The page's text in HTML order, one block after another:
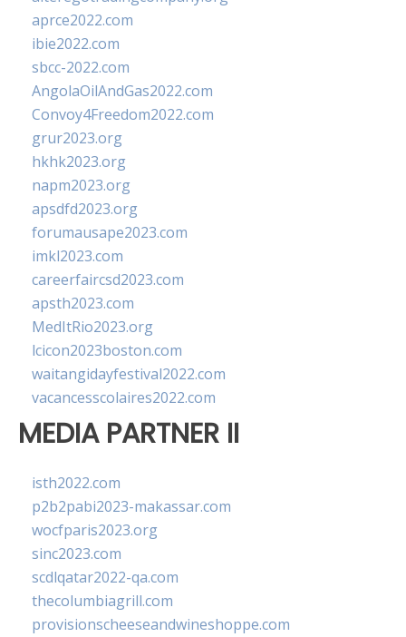
aprce2022.com
ibie2022.com
sbcc-2022.com
AngolaOilAndGas2022.com
Convoy4Freedom2022.com
grur2023.org
hkhk2023.org
napm2023.org
apsdfd2023.org
forumausape2023.com
imkl2023.com
careerfaircsd2023.com
apsth2023.com
MedItRio2023.org
lcicon2023boston.com
waitangidayfestival2022.com
vacancesscolaires2022.com
MEDIA PARTNER II
isth2022.com
p2b2pabi2023-makassar.com
wocfparis2023.org
sinc2023.com
scdlqatar2022-qa.com
thecolumbiagrill.com
provisionscheeseandwineshoppe.com